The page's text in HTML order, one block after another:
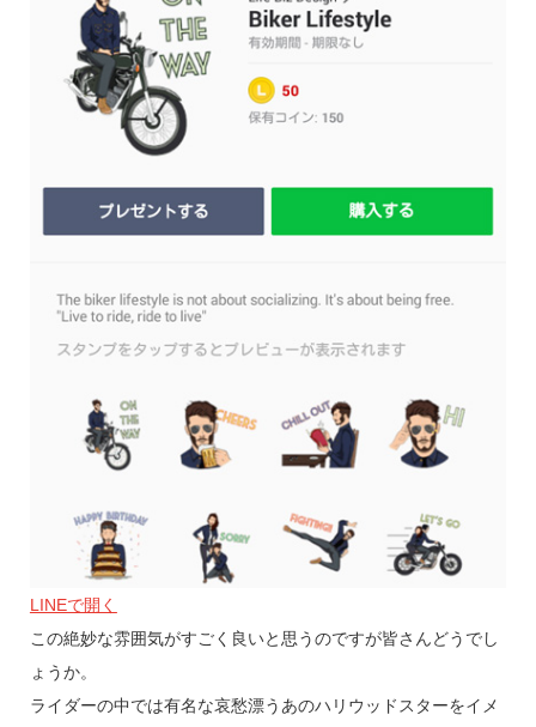
LINEで開く
この絶妙な雰囲気がすごく良いと思うのですが皆さんどうでし
ょうか。
ライダーの中では有名な哀愁漂うあのハリウッドスターをイメ